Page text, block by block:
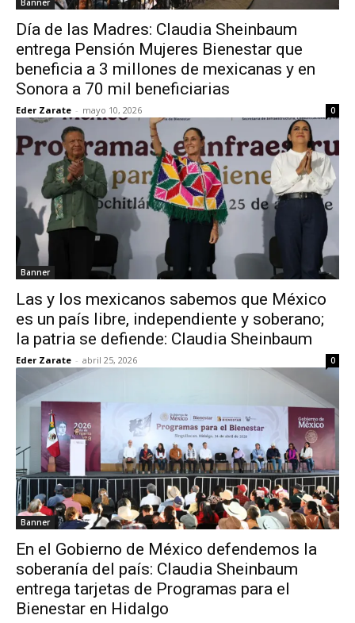
Banner
Día de las Madres: Claudia Sheinbaum
entrega Pensión Mujeres Bienestar que
beneficia a 3 millones de mexicanas y en
Sonora a 70 mil beneficiarias
Eder Zarate - mayo 10, 2026 0
Banner
Las y los mexicanos sabemos que México
es un país libre, independiente y soberano;
la patria se defiende: Claudia Sheinbaum
Eder Zarate - abril 25, 2026 0
Banner
En el Gobierno de México defendemos la
soberanía del país: Claudia Sheinbaum
entrega tarjetas de Programas para el
Bienestar en Hidalgo